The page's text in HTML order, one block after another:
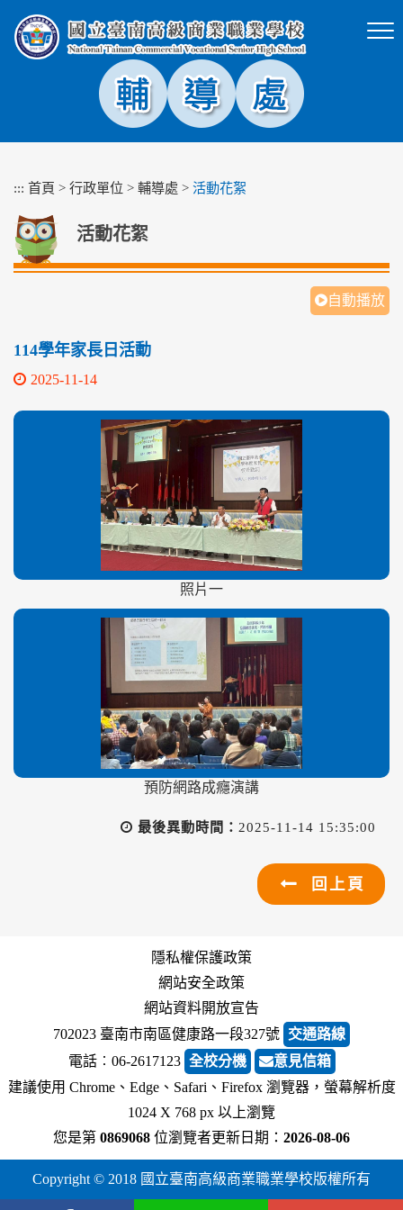
塊
::: 首頁 > 行政單位 > 輔導處 > 活動花絮
活動花絮
自動播放
114學年家長日活動
2025-11-14
照片一
預防網路成癮演講
最後異動時間： 2025-11-14 15:35:00
回上頁
隱私權保護政策
網站安全政策
網站資料開放宣告
702023 臺南市南區健康路一段327號 交通路線
電話︰06-2617123 全校分機
意見信箱
建議使用 Chrome、Edge、Safari、Firefox 瀏覽器，螢幕解析度
1024 X 768 px 以上瀏覽
您是第 0869068 位瀏覽者更新日期： 2026-08-06
Copyright © 2018 國立臺南高級商業職業學校版權所有